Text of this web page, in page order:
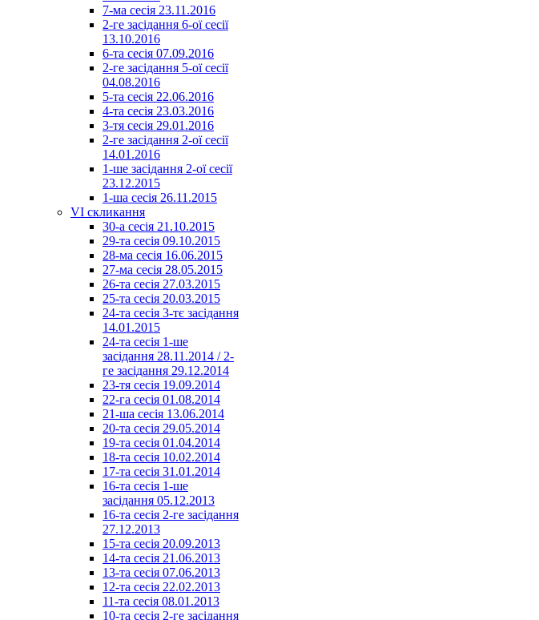
7-ма сесія 23.11.2016
2-ге засідання 6-ої сесії
13.10.2016
6-та сесія 07.09.2016
2-ге засідання 5-ої сесії
04.08.2016
5-та сесія 22.06.2016
4-та сесія 23.03.2016
3-тя сесія 29.01.2016
2-ге засідання 2-ої сесії
14.01.2016
1-ше засідання 2-ої сесії
23.12.2015
1-ша сесія 26.11.2015
VI скликання
30-а сесія 21.10.2015
29-та сесія 09.10.2015
28-ма сесія 16.06.2015
27-ма сесія 28.05.2015
26-та сесія 27.03.2015
25-та сесія 20.03.2015
24-та сесія 3-тє засідання
14.01.2015
24-та сесія 1-ше
засідання 28.11.2014 / 2-
ге засідання 29.12.2014
23-тя сесія 19.09.2014
22-га сесія 01.08.2014
21-ша сесія 13.06.2014
20-та сесія 29.05.2014
19-та сесія 01.04.2014
18-та сесія 10.02.2014
17-та сесія 31.01.2014
16-та сесія 1-ше
засідання 05.12.2013
16-та сесія 2-ге засідання
27.12.2013
15-та сесія 20.09.2013
14-та сесія 21.06.2013
13-та сесія 07.06.2013
12-та сесія 22.02.2013
11-та сесія 08.01.2013
10-та сесія 2-ге засідання